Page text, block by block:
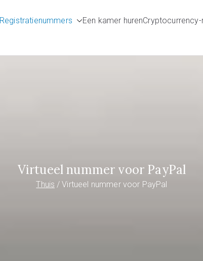
Registratienummers Een kamer huren
Virtueel nummer voor PayPal
Thuis Virtueel nummer voor PayPal